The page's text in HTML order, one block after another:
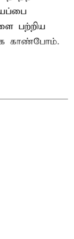
பற்றிய
காண்போம்.